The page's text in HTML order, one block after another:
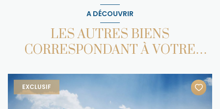
A DÉCOUVRIR
LES AUTRES BIENS
CORRESPONDANT À VOTRE
EXCLUSIF